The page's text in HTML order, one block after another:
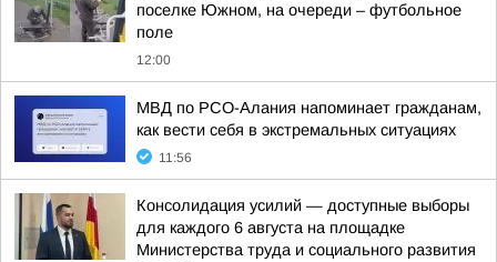
поселке Южном, на очереди – футбольное
поле
12:00
МВД по РСО-Алания напоминает гражданам,
как вести себя в экстремальных ситуациях
11:56
Консолидация усилий — доступные выборы
для каждого 6 августа на площадке
Министерства труда и социального развития